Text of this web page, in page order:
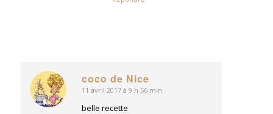
coco de Nice
dit
:
11 avril 2017 à 9 h 56 min
belle recette